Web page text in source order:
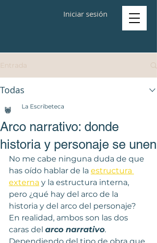
Iniciar sesión
Entrada
Todas
Arco narrativo: donde
historia y personaje se unen
La Escribeteca
No me cabe ninguna duda de que
has oído hablar de la estructura
externa y la estructura interna,
pero ¿qué hay del arco de la
historia y del arco del personaje?
En realidad, ambos son las dos
caras del arco narrativo.